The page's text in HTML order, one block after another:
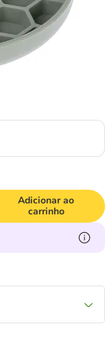
Adicionar ao
carrinho